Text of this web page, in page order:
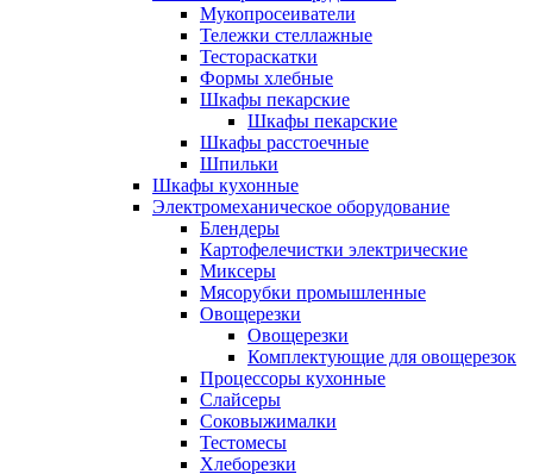
Мукопросеиватели
Тележки стеллажные
Тестораскатки
Формы хлебные
Шкафы пекарские
Шкафы пекарские
Шкафы расстоечные
Шпильки
Шкафы кухонные
Электромеханическое оборудование
Блендеры
Картофелечистки электрические
Миксеры
Мясорубки промышленные
Овощерезки
Овощерезки
Комплектующие для овощерезок
Процессоры кухонные
Слайсеры
Соковыжималки
Тестомесы
Хлеборезки